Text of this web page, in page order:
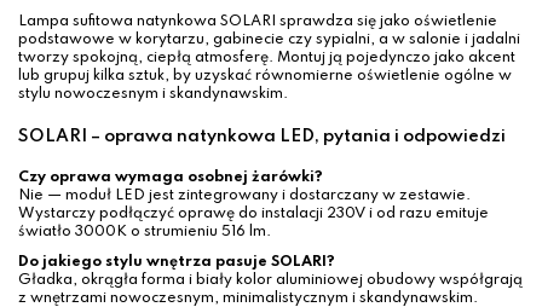
Lampa sufitowa natynkowa SOLARI sprawdza się jako oświetlenie
podstawowe w korytarzu, gabinecie czy sypialni, a w salonie i jadalni
tworzy spokojną, ciepłą atmosferę. Montuj ją pojedynczo jako akcent
lub grupuj kilka sztuk, by uzyskać równomierne oświetlenie ogólne w
stylu nowoczesnym i skandynawskim.
SOLARI – oprawa natynkowa LED, pytania i odpowiedzi
Czy oprawa wymaga osobnej żarówki?
Nie — moduł LED jest zintegrowany i dostarczany w zestawie.
Wystarczy podłączyć oprawę do instalacji 230V i od razu emituje
światło 3000K o strumieniu 516 lm.
Do jakiego stylu wnętrza pasuje SOLARI?
Gładka, okrągła forma i biały kolor aluminiowej obudowy współgrają
z wnętrzami nowoczesnym, minimalistycznym i skandynawskim.